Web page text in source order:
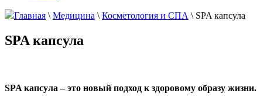
Главная \ Медицина \ Косметология и СПА \ SPA капсула
SPA капсула
SPA капсула – это новый подход к здоровому образу жизни.